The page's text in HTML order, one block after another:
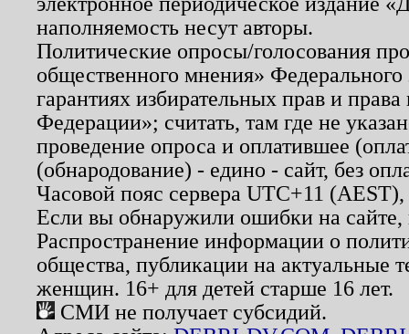
наполняемость несут авторы.
Политические опросы/голосования
общественного мнения»
гарантиях избирательных прав и
Федерации»; считать, там где не
проведение опроса и оплатившее
(обнародование) - едино - сайт, без
Часовой пояс сервера UTC+11
Если вы обнаружили ошибки на
Распространение информации о
общества, публикации на актуальные
женщин. 16+ для детей старше 16 лет.
СМИ не получает субсидий.